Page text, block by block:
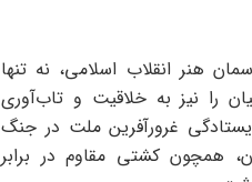
هنر انقلاب اسلامی، نه تنها
را نیز به خلاقیت و تاب‌آوری
غرورآفرین ملت در جنگ
همچون کشتی مقاوم در برابر